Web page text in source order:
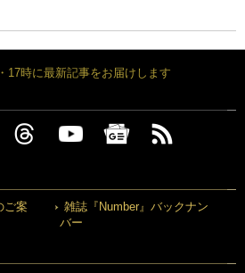
17時に最新記事をお届けします
ご案
雑誌『Number』バックナン
バー